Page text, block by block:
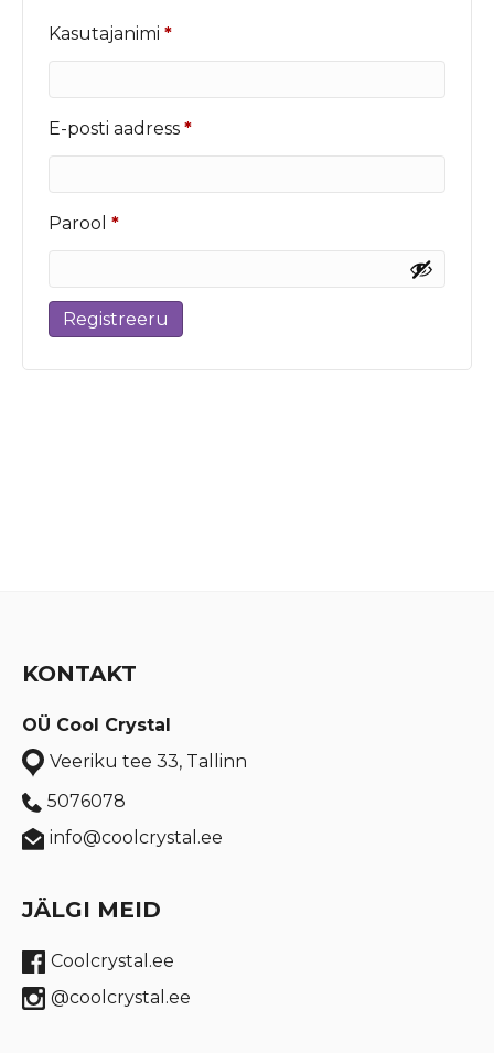
Kasutajanimi *Nõutud
E-posti aadress *Nõutud
Parool *Nõutud
Registreeru
KONTAKT
OÜ Cool Crystal
Veeriku tee 33, Tallinn
5076078
info@coolcrystal.ee
JÄLGI MEID
Coolcrystal.ee
@coolcrystal.ee